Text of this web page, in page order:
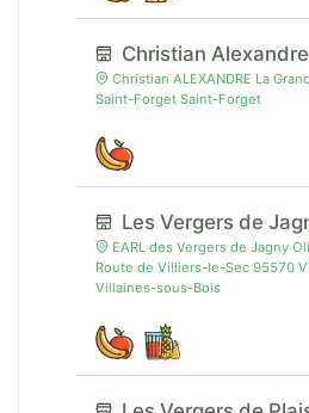
Christian Alexandre
Christian ALEXANDRE La
Saint-Forget Saint-Forget
Les Vergers de
EARL des Vergers de Jagny
Route de Villiers-le-Sec 95570
Villaines-sous-Bois